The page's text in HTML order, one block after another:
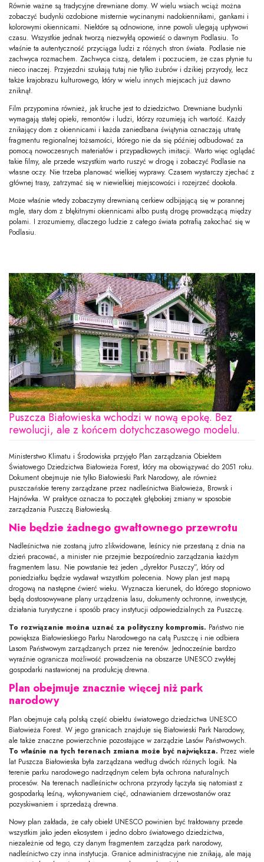
Równie ważne są tradycyjne drewniane domy. W wielu wsiach wciąż można
zobaczyć budynki ozdobione misternie wycinanymi nadokiennikami, gankami i
kolorowymi okiennicami. Niektóre są odnowione, inne powoli ulegają upływowi
czasu. Wszystkie jednak tworzą niezwykłą opowieść o dawnym Podlasiu. To
właśnie ta autentyczność przyciąga ludzi z różnych stron świata. Podlasie nie
zachwyca rozmachem. Zachwyca ciszą, detalem i poczuciem, że czas płynie tu
nieco inaczej. Przyjezdni szukają tutaj nie tylko żubrów i dzikiej przyrody, lecz
także krajobrazu kulturowego, który w wielu innych miejscach już dawno
zniknął.
Film przypomina również, jak kruche jest to dziedzictwo. Drewniane budynki
wymagają stałej opieki, remontów i ludzi, którzy rozumieją ich wartość. Każdy
znikający dom z okiennicami i każda zaniedbana świątynia oznaczają utratę
fragmentu regionalnej tożsamości, którego nie da się później odbudować za
pomocą nowoczesnych materiałów i przypadkowych imitacji. Warto więc oglądać
takie filmy, ale przede wszystkim warto ruszyć w drogę i zobaczyć Podlasie na
własne oczy. Nie trzeba planować wielkiej wyprawy. Czasem wystarczy zjechać z
głównej trasy, zatrzymać się w niewielkiej miejscowości i rozejrzeć dookoła.
Może właśnie wtedy zobaczymy drewnianą cerkiew odbijającą się w porannej
mgle, stary dom z błękitnymi okiennicami albo pustą drogę prowadzącą między
polami. I zrozumiemy, dlaczego ludzie z całego świata potrafią zakochać się w
Podlasiu.
Puszcza Białowieska wchodzi w nową epokę. Bez
rewolucji, ale z końcem dotychczasowego modelu.
Ministerstwo Klimatu i Środowiska przyjęło Plan zarządzania Obiektem
Światowego Dziedzictwa Białowieża Forest, który ma obowiązywać do 2051 roku.
Dokument obejmuje nie tylko Białowieski Park Narodowy, ale również
puszczańskie tereny zarządzane przez nadleśnictwa Białowieża, Browsk i
Hajnówka. W praktyce oznacza to początek głębokiej zmiany w sposobie
zarządzania Puszczą Białowieską.
Nie będzie żadnego gwałtownego przewrotu
Nadleśnictwa nie zostaną jutro zlikwidowane, leśnicy nie przestaną z dnia na
dzień pracować, a minister nie przejmie bezpośrednio zarządzania każdym
fragmentem lasu. Nie powstanie też jeden „dyrektor Puszczy”, który od
poniedziałku będzie wydawał wszystkim polecenia. Nowy plan jest mapą
drogową na następne ćwierć wieku. Wyznacza kierunek, do którego stopniowo
będą dostosowywane plany urządzenia lasu, dokumenty ochronne, inwestycje,
działania turystyczne i sposób pracy instytucji odpowiedzialnych za Puszczę.
To rozwiązanie można uznać za polityczny kompromis. Państwo nie
powiększa Białowieskiego Parku Narodowego na całą Puszczę i nie odbiera
Lasom Państwowym zarządzanych przez nie terenów. Jednocześnie bardzo
wyraźnie ogranicza możliwość prowadzenia na obszarze UNESCO zwykłej
gospodarki nastawionej na produkcję drewna.
Plan obejmuje znacznie więcej niż park
narodowy
Plan obejmuje całą polską część obiektu światowego dziedzictwa UNESCO
Białowieża Forest. W jego granicach znajduje się Białowieski Park Narodowy,
ale także znaczne powierzchnie pozostające w zarządzie Lasów Państwowych.
To właśnie na tych terenach zmiana może być największa. Przez wiele
lat Puszcza Białowieska była zarządzana według dwóch różnych logik. Na
terenie parku narodowego nadrzędnym celem była ochrona naturalnych
procesów. Na terenach nadleśnictw ochrona przyrody łączyła się natomiast z
gospodarką leśną, wykonywaniem cięć, odnawianiem drzewostanów oraz
pozyskiwaniem i sprzedażą drewna.
Nowy plan zakłada, że cały obiekt UNESCO powinien być traktowany przede
wszystkim jako jeden ekosystem i jedno dobro światowego dziedzictwa,
niezależnie od tego, czy danym fragmentem zarządza park narodowy,
nadleśnictwo czy inna instytucja. Granice administracyjne nie znikają, ale mają